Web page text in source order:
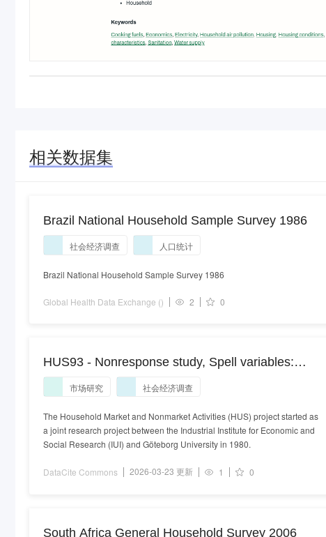
相关数据集
Brazil National Household Sample Survey 1986
社会经济调查 人口统计
Brazil National Household Sample Survey 1986
Global Health Data Exchange () 2 0
HUS93 - Nonresponse study, Spell variables:
Labour market experience
市场研究 社会经济调查
The Household Market and Nonmarket Activities (HUS) project started as
a joint research project between the Industrial Institute for Economic and
Social Research (IUI) and Göteborg University in 1980.
DataCite Commons 2026-03-23 更新 1 0
South Africa General Household Survey 2006